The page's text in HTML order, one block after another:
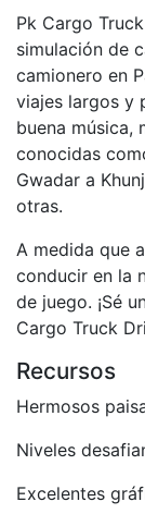
Pk Cargo
simulación de
camionero en
viajes largos y
buena música,
conocidas
Gwadar a
otras.
A medida que
conducir en la
de juego. ¡Sé
Cargo Truck
Recursos
Hermosos
Niveles
Excelentes